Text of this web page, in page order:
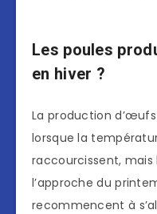
Les poules
en hiver ?
La production
lorsque la
raccourcissent,
l’approche du
recommencent à